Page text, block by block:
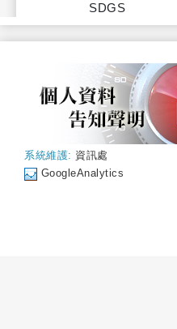
SDGS
系統維護: 資訊處
GoogleAnalytics